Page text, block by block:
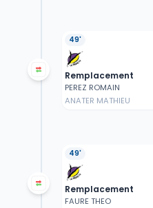
49'
Remplacement
PEREZ ROMAIN
ANATER MATHIEU
49'
Remplacement
FAURE THEO